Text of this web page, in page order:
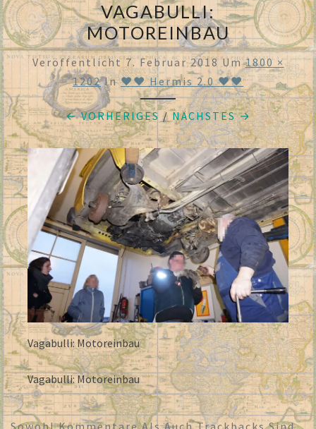
VAGABULLI:
MOTOREINBAU
Veröffentlicht7. Februar 2018Um1800 ×
1202In♥♥ Hermis 2.0 ♥♥
← VORHERIGES /NÄCHSTES →
Vagabulli: Motoreinbau
Vagabulli: Motoreinbau